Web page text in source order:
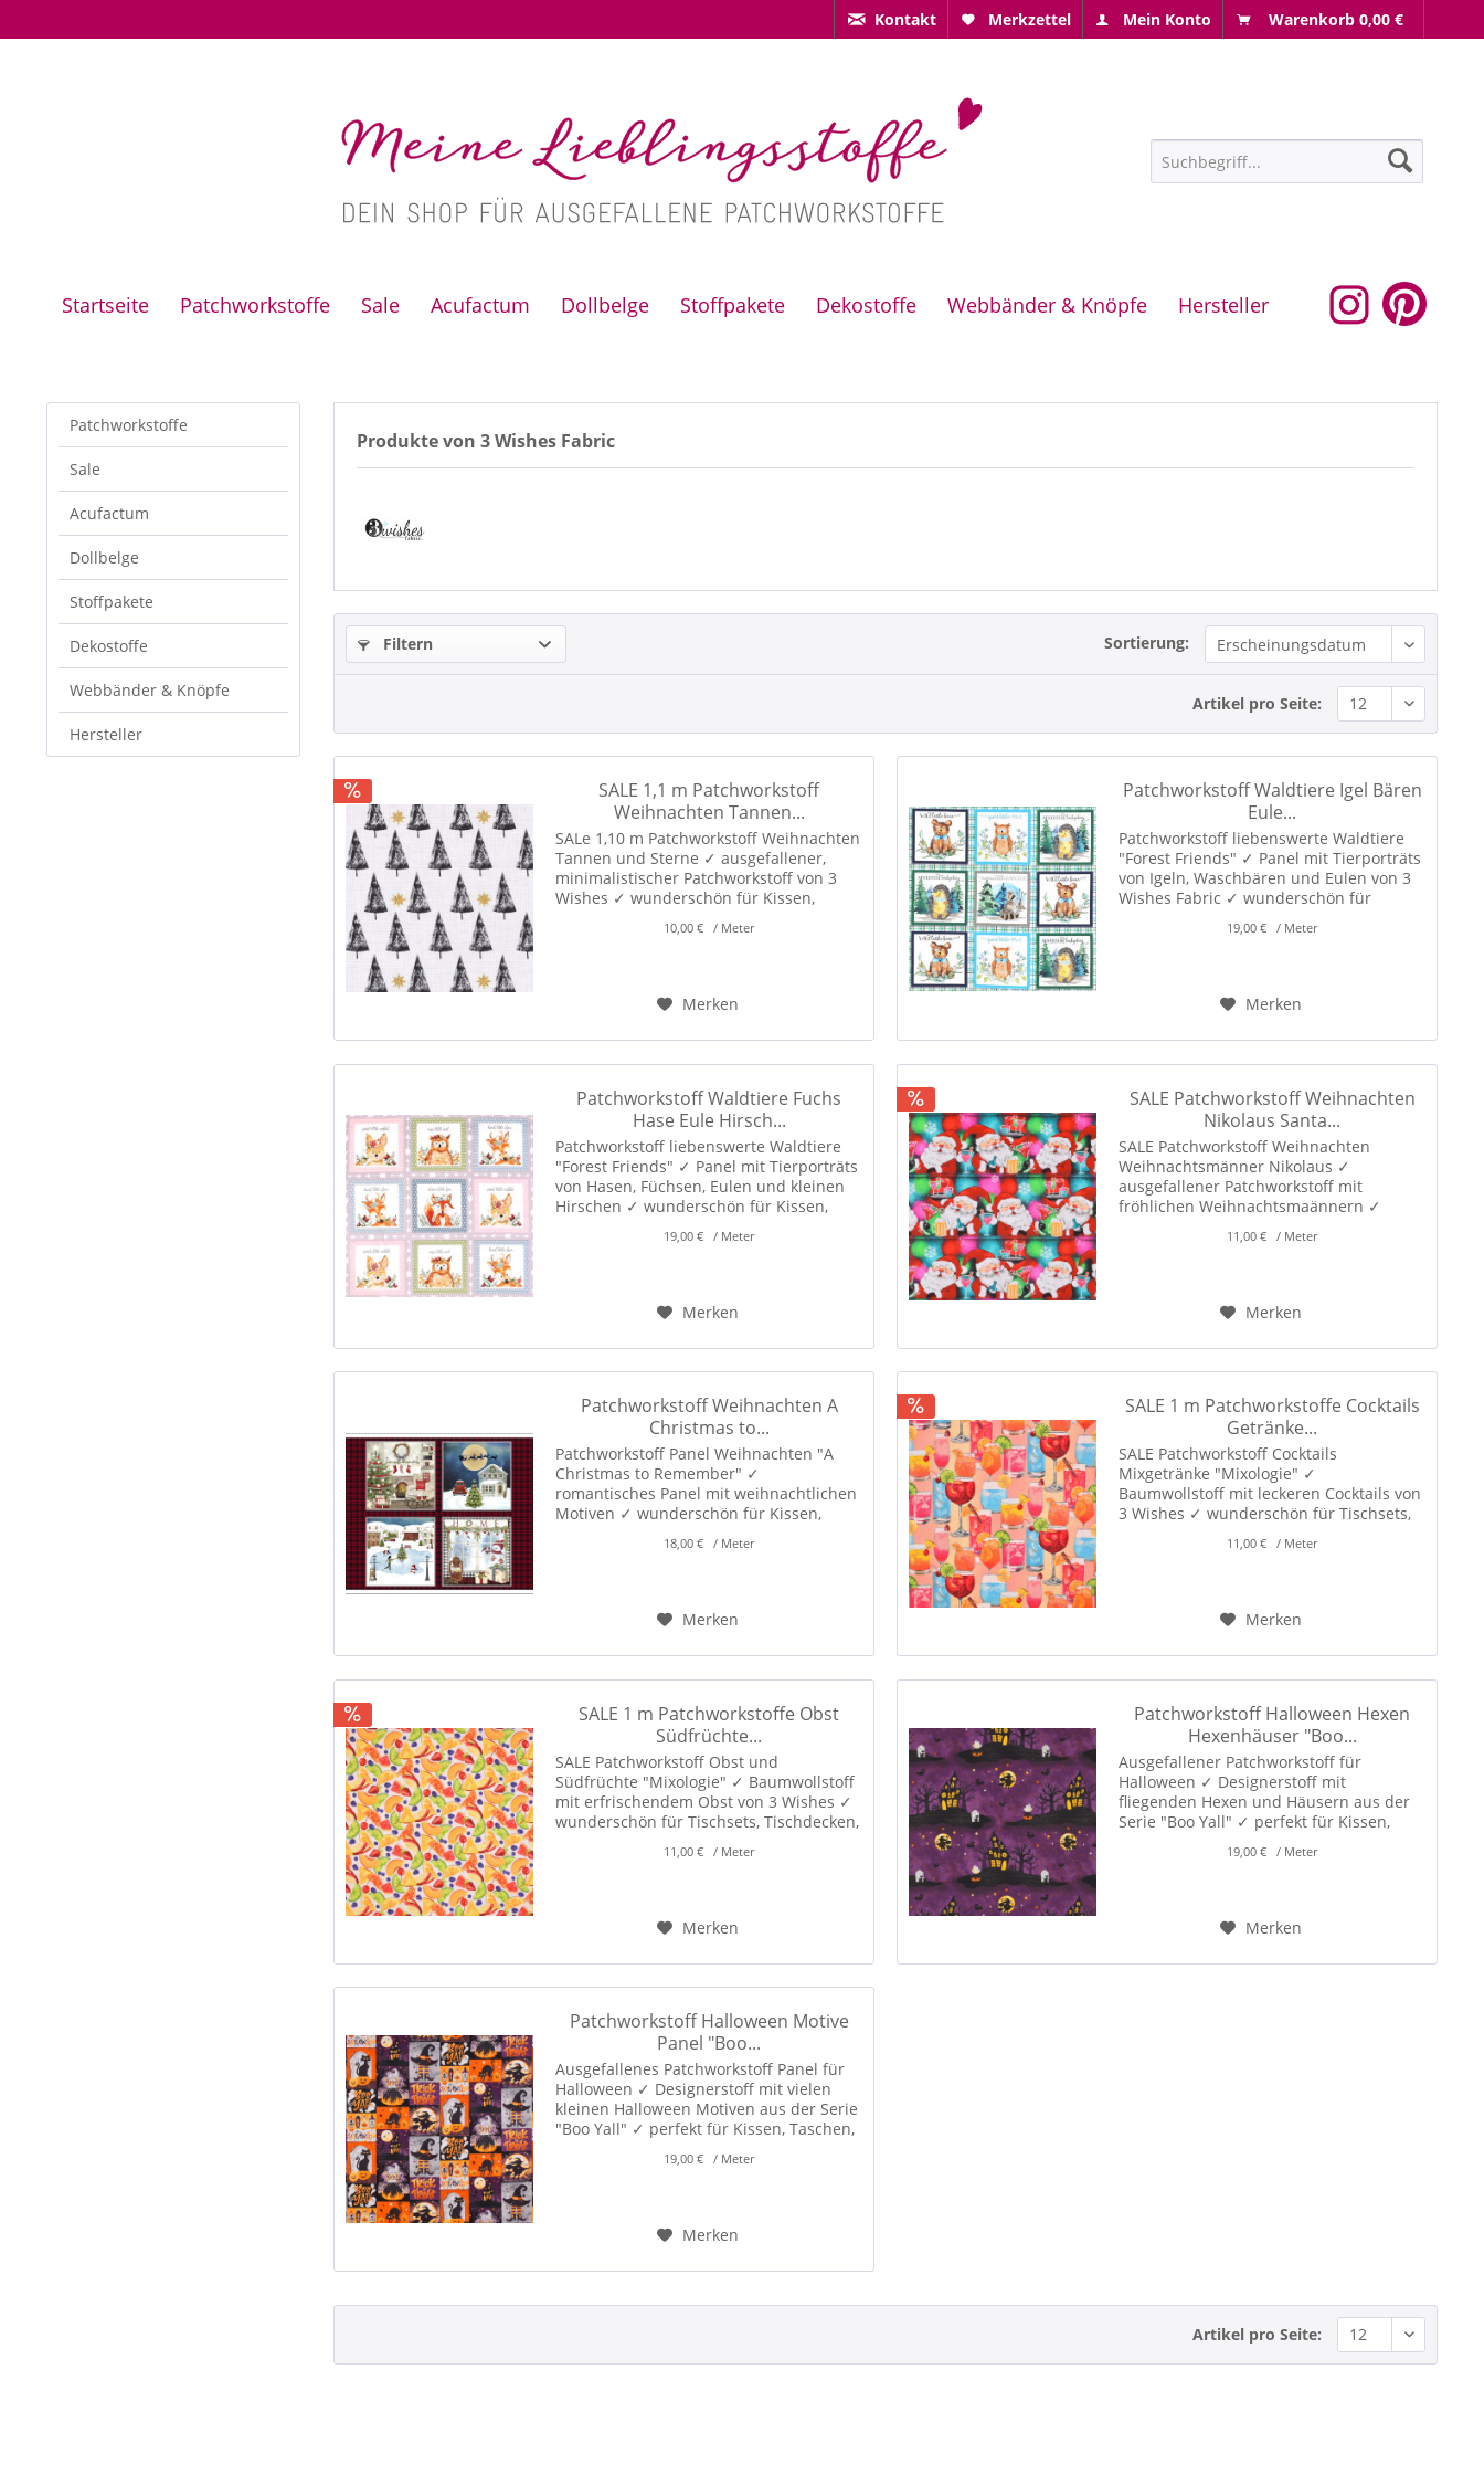
Kontakt Merkzettel Mein Konto Warenkorb 0,00 €
Startseite Patchworkstoffe Sale Acufactum Dollbelge Stoffpakete Dekostoffe Webbänder & Knöpfe Hersteller
Patchworkstoffe
Sale
Acufactum
Dollbelge
Stoffpakete
Dekostoffe
Webbänder & Knöpfe
Hersteller
Produkte von 3 Wishes Fabric
Filtern Sortierung:
Artikel pro Seite:
SALE 1,1 m Patchworkstoff
Weihnachten Tannen...
SALe 1,10 m Patchworkstoff Weihnachten
Tannen und Sterne ✓ ausgefallener,
minimalistischer Patchworkstoff von 3
Wishes ✓ wunderschön für Kissen,
weihnachtliche Dekoration! ✓
10,00 € / Meter
Merken
Patchworkstoff Waldtiere Igel Bären
Eule...
Patchworkstoff liebenswerte Waldtiere
"Forest Friends" ✓ Panel mit Tierporträts
von Igeln, Waschbären und Eulen von 3
Wishes Fabric ✓ wunderschön für
und Dekorationen! ✓19,00 € / Meter
Merken
Patchworkstoff Waldtiere Fuchs
Hase Eule Hirsch...
Patchworkstoff liebenswerte Waldtiere
"Forest Friends" ✓ Panel mit Tierporträts
von Hasen, Füchsen, Eulen und kleinen
Hirschen ✓ wunderschön für Kissen,
Dekorationen! ✓19,00 € / Meter
Merken
SALE Patchworkstoff Weihnachten
Nikolaus Santa...
SALE Patchworkstoff Weihnachten
Weihnachtsmänner Nikolaus ✓
ausgefallener Patchworkstoff mit
fröhlichen Weihnachtsmaännern ✓
Karten, Patchwork und weihnachtliche
11,00 € / Meter
Merken
Patchworkstoff Weihnachten A
Christmas to...
Patchworkstoff Panel Weihnachten "A
Christmas to Remember" ✓
romantisches Panel mit weihnachtlichen
Motiven ✓ wunderschön für Kissen,
weihnachtliche Dekoration! ✓
18,00 € / Meter
Merken
SALE 1 m Patchworkstoffe Cocktails
Getränke...
SALE Patchworkstoff Cocktails
Mixgetränke "Mixologie" ✓
Baumwollstoff mit leckeren Cocktails von
3 Wishes ✓ wunderschön für Tischsets,
sommerliche Dekorationen! ✓
11,00 € / Meter
Merken
SALE 1 m Patchworkstoffe Obst
Südfrüchte...
SALE Patchworkstoff Obst und
Südfrüchte "Mixologie" ✓ Baumwollstoff
mit erfrischendem Obst von 3 Wishes ✓
wunderschön für Tischsets, Tischdecken,
Dekorationen! ✓11,00 € / Meter
Merken
Patchworkstoff Halloween Hexen
Hexenhäuser "Boo...
Ausgefallener Patchworkstoff für
Halloween ✓ Designerstoff mit
fliegenden Hexen und Häusern aus der
Serie "Boo Yall" ✓ perfekt für Kissen,
für Halloween! ✓19,00 € / Meter
Merken
Patchworkstoff Halloween Motive
Panel "Boo...
Ausgefallenes Patchworkstoff Panel für
Halloween ✓ Designerstoff mit vielen
kleinen Halloween Motiven aus der Serie
"Boo Yall" ✓ perfekt für Kissen, Taschen,
Dekorationen für Halloween! ✓
19,00 € / Meter
Merken
Artikel pro Seite: